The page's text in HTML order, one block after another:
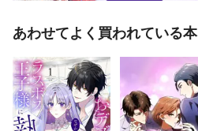
あわせてよく買われている本